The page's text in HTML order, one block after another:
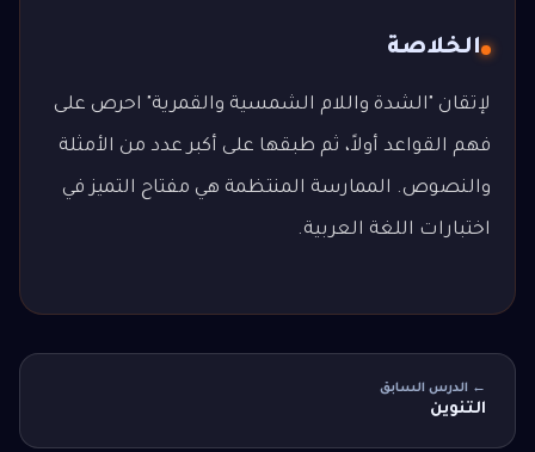
الخلاصة
لإتقان "الشدة واللام الشمسية والقمرية" احرص على
فهم القواعد أولاً، ثم طبقها على أكبر عدد من الأمثلة
والنصوص. الممارسة المنتظمة هي مفتاح التميز في
اختبارات اللغة العربية.
← الدرس السابق
التنوين